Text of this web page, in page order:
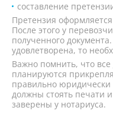
составление
Претензия
После этого у
полученного
удовлетворена, то
Важно помнить, что
планируются
правильно
должны стоять печати
заверены у нотариуса.